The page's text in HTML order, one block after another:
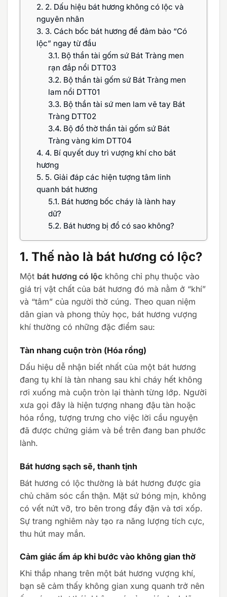
2. 2. Dấu hiệu bát hương không có lộc và
nguyên nhân
3. 3. Cách bốc bát hương để đảm bảo “Có
lộc” ngay từ đầu
3.1. Bộ thần tài gốm sứ Bát Tràng men
rạn đắp nổi DTT03
3.2. Bộ thần tài gốm sứ Bát Tràng men
lam nổi DTT01
3.3. Bộ thần tài sứ men lam vẽ tay Bát
Tràng DTT02
3.4. Bộ đồ thờ thần tài gốm sứ Bát
Tràng vàng kim DTT04
4. 4. Bí quyết duy trì vượng khí cho bát
hương
5. 5. Giải đáp các hiện tượng tâm linh
quanh bát hương
5.1. Bát hương bốc cháy là lành hay
dữ?
5.2. Bát hương bị đổ có sao không?
1. Thế nào là bát hương có lộc?
Một bát hương có lộc không chỉ phụ thuộc vào
giá trị vật chất của bát hương đó mà nằm ở “khí”
và “tâm” của người thờ cúng. Theo quan niệm
dân gian và phong thủy học, bát hương vượng
khí thường có những đặc điểm sau:
Tàn nhang cuộn tròn (Hóa rồng)
Dấu hiệu dễ nhận biết nhất của một bát hương
đang tụ khí là tàn nhang sau khi cháy hết không
rơi xuống mà cuộn tròn lại thành từng lớp. Người
xưa gọi đây là hiện tượng nhang đậu tàn hoặc
hóa rồng, tượng trưng cho việc lời cầu nguyện
đã được chứng giám và bề trên đang ban phước
lành.
Bát hương sạch sẽ, thanh tịnh
Bát hương có lộc thường là bát hương được gia
chủ chăm sóc cẩn thận. Mặt sứ bóng mịn, không
có vết nứt vỡ, tro bên trong đầy đặn và tơi xốp.
Sự trang nghiêm này tạo ra năng lượng tích cực,
thu hút may mắn.
Cảm giác ấm áp khi bước vào không gian thờ
Khi thắp nhang trên một bát hương vượng khí,
bạn sẽ cảm thấy không gian xung quanh trở nên